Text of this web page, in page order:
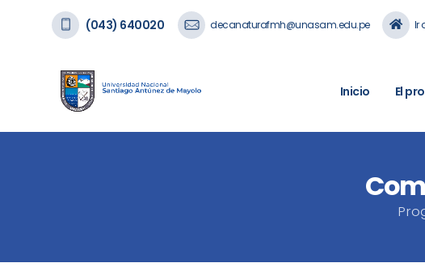
(043) 640020 decanaturafmh@unasam.edu.pe Ir
Inicio El